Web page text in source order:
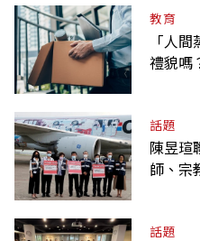
教育
「人
禮貌嗎
話題
陳昱瑄
師、宗
話題